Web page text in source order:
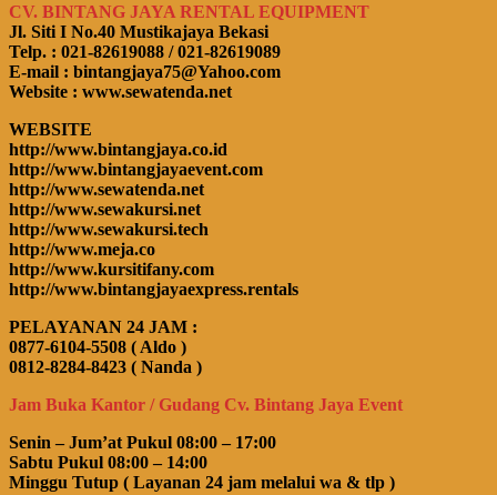
CV. BINTANG JAYA RENTAL EQUIPMENT
Jl. Siti I No.40 Mustikajaya Bekasi
Telp. : 021-82619088 / 021-82619089
E-mail : bintangjaya75@Yahoo.com
Website : www.sewatenda.net
WEBSITE
http://www.bintangjaya.co.id
http://www.bintangjayaevent.com
http://www.sewatenda.net
http://www.sewakursi.net
http://www.sewakursi.tech
http://www.meja.co
http://www.kursitifany.com
http://www.bintangjayaexpress.rentals
PELAYANAN 24 JAM :
0877-6104-5508 ( Aldo )
0812-8284-8423 ( Nanda )
Jam Buka Kantor / Gudang Cv. Bintang Jaya Event
Senin – Jum’at Pukul 08:00 – 17:00
Sabtu Pukul 08:00 – 14:00
Minggu Tutup ( Layanan 24 jam melalui wa & tlp )